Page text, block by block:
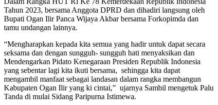
Tahun 2023, bersama Anggota DPRD dan dihadiri langsung oleh
Bupati Ogan Ilir Panca Wijaya Akbar bersama Forkopimda dan
tamu undangan lainnya.
“Mengharapkan kepada kita semua yang hadir untuk dapat secara
seksama dan dengan sungguh- sungguh hati menyaksikan dan
Mendengarkan Pidato Kenegaraan Presiden Republik Indonesia
yang sebentar lagi kita ikuti bersama, sehingga kita dapat
mengambil manfaat sebagai landasan dalam rangka membangun
Kabupaten Ogan Ilir yang ki cintai,” ujarnya Sambil mengetuk Palu
Tanda di mulai Sidang Paripurna Istimewa.